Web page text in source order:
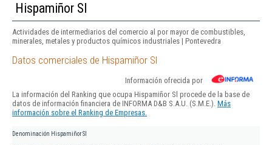
Hispamiñor Sl
Actividades de intermediarios del comercio al por mayor de combustibles,
minerales, metales y productos químicos industriales | Pontevedra
Datos comerciales de Hispamiñor Sl
Información ofrecida por
La información del Ranking que ocupa Hispamiñor Sl procede de la base de
datos de información financiera de INFORMA D&B S.A.U. (S.M.E.). Más
información sobre el Ranking de Empresas.
Denominación Hispamiñor Sl